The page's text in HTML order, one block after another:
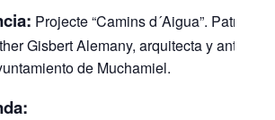
Projecte “Camins d´Aigua”.
Gisbert Alemany, arquitecta y
de Muchamiel.